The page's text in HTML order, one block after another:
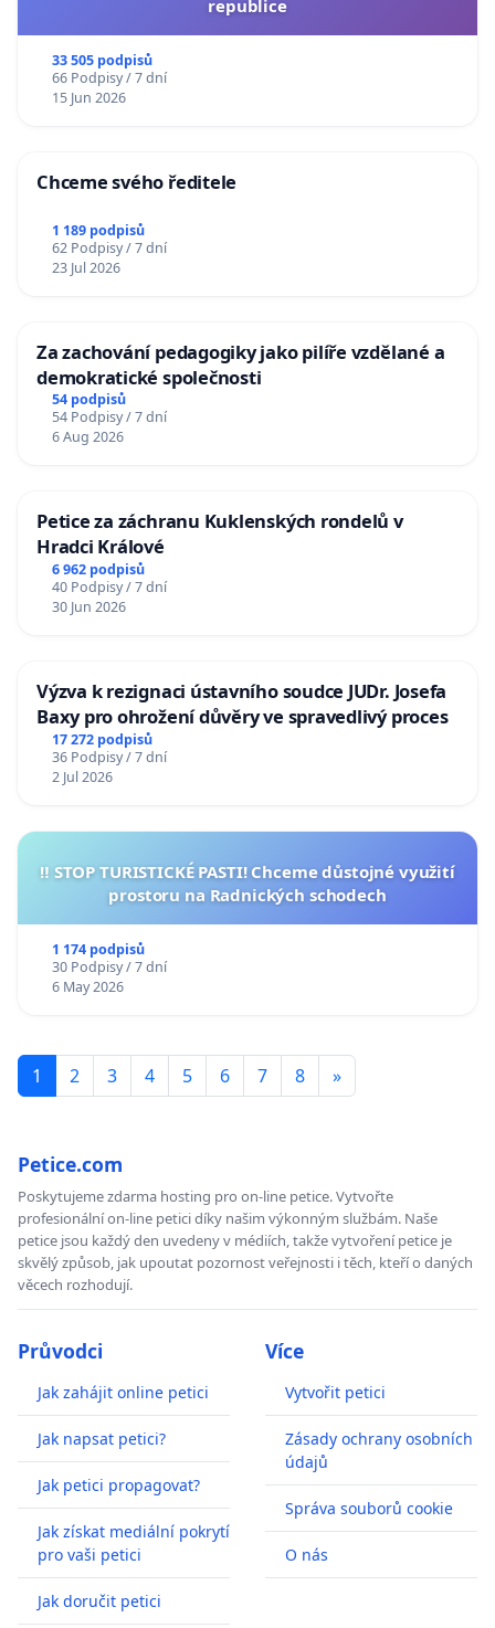
republice
33 505 podpisů
66 Podpisy / 7 dní
15 Jun 2026
Chceme svého ředitele
1 189 podpisů
62 Podpisy / 7 dní
23 Jul 2026
Za zachování pedagogiky jako pilíře vzdělané a
demokratické společnosti
54 podpisů
54 Podpisy / 7 dní
6 Aug 2026
Petice za záchranu Kuklenských rondelů v
Hradci Králové
6 962 podpisů
40 Podpisy / 7 dní
30 Jun 2026
Výzva k rezignaci ústavního soudce JUDr. Josefa
Baxy pro ohrožení důvěry ve spravedlivý proces
17 272 podpisů
36 Podpisy / 7 dní
2 Jul 2026
‼️ STOP TURISTICKÉ PASTI! Chceme důstojné využití
prostoru na Radnických schodech
1 174 podpisů
30 Podpisy / 7 dní
6 May 2026
1 2 3 4 5 6 7 8 »
Petice.com
Poskytujeme zdarma hosting pro on-line petice. Vytvořte
profesionální on-line petici díky našim výkonným službám. Naše
petice jsou každý den uvedeny v médiích, takže vytvoření petice je
skvělý způsob, jak upoutat pozornost veřejnosti i těch, kteří o daných
věcech rozhodují.
Průvodci
Jak zahájit online petici
Jak napsat petici?
Jak petici propagovat?
Jak získat mediální pokrytí
pro vaši petici
Jak doručit petici
Více
Vytvořit petici
Zásady ochrany osobních
údajů
Správa souborů cookie
O nás